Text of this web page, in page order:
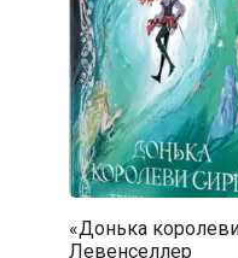
«Донька
Левенселлер